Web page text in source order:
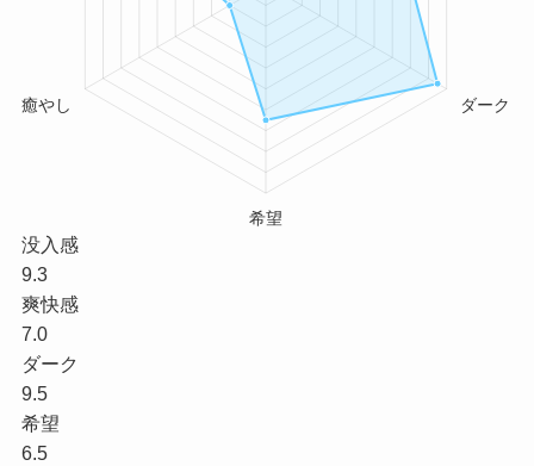
没入感
9.3
爽快感
7.0
ダーク
9.5
希望
6.5